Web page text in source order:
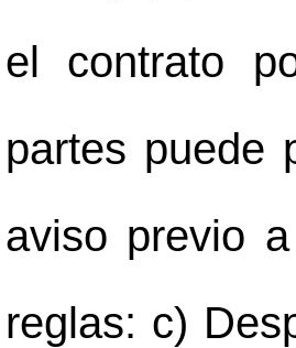
el contrato
partes puede
aviso previo
reglas: c)